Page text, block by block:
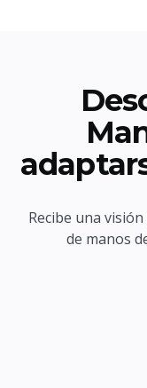
Recibe una
de manos